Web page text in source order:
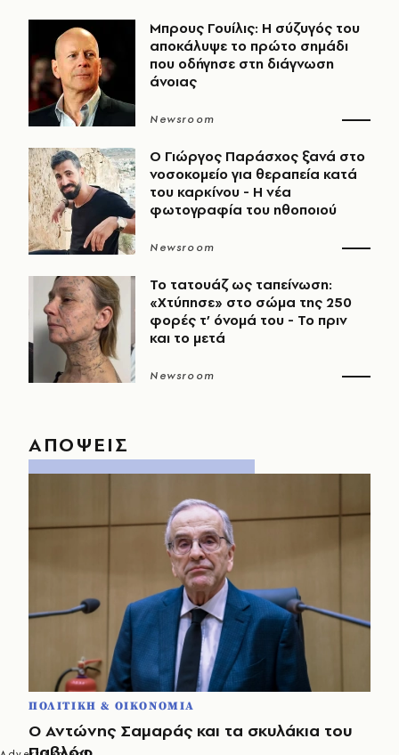
Μπρους Γουίλις: Η σύζυγός του
αποκάλυψε το πρώτο σημάδι
που οδήγησε στη διάγνωση
άνοιας
Newsroom
O Γιώργος Παράσχος ξανά στο
νοσοκομείο για θεραπεία κατά
του καρκίνου - Η νέα
φωτογραφία του ηθοποιού
Newsroom
Το τατουάζ ως ταπείνωση:
«Χτύπησε» στο σώμα της 250
φορές τ’ όνομά του - Το πριν
και το μετά
Newsroom
ΑΠΟΨΕΙΣ
ΠΟΛΙΤΙΚΗ & ΟΙΚΟΝΟΜΙΑ
Ο Αντώνης Σαμαράς και τα σκυλάκια του